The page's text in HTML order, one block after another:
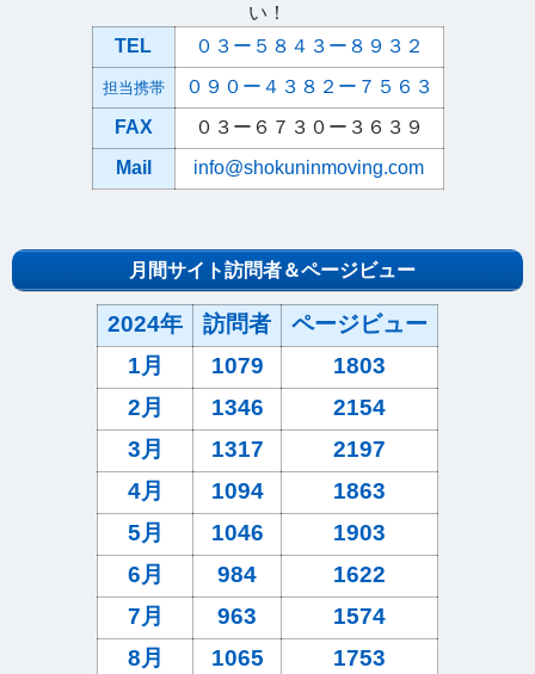
い！
TEL
０３ー５８４３ー８９３２
担当携帯
０９０ー４３８２ー７５６３
FAX
０３ー６７３０ー３６３９
Mail
info@shokuninmoving.com
月間サイト訪問者＆ページビュー
2024年 訪問者
ページビュー
1月
1079
1803
2月
1346
2154
3月
1317
2197
4月
1094
1863
5月
1046
1903
6月
984
1622
7月
963
1574
8月
1065
1753